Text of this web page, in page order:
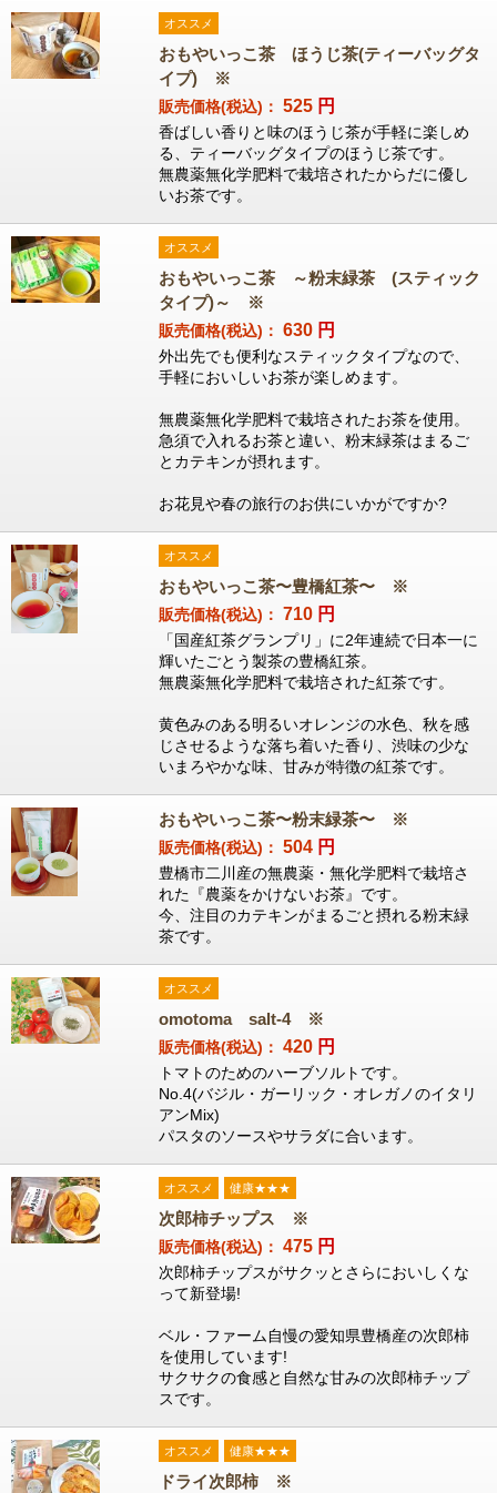
オススメ
おもやいっこ茶 ほうじ茶(ティーバッグタ
イプ) ※
販売価格(税込)： 525 円
香ばしい香りと味のほうじ茶が手軽に楽しめ
る、ティーバッグタイプのほうじ茶です。
無農薬無化学肥料で栽培されたからだに優し
いお茶です。
オススメ
おもやいっこ茶 ～粉末緑茶 (スティック
タイプ)～ ※
販売価格(税込)： 630 円
外出先でも便利なスティックタイプなので、
手軽においしいお茶が楽しめます。
無農薬無化学肥料で栽培されたお茶を使用。
急須で入れるお茶と違い、粉末緑茶はまるご
とカテキンが摂れます。
お花見や春の旅行のお供にいかがですか?
オススメ
おもやいっこ茶〜豊橋紅茶〜 ※
販売価格(税込)： 710 円
「国産紅茶グランプリ」に2年連続で日本一に
輝いたごとう製茶の豊橋紅茶。
無農薬無化学肥料で栽培された紅茶です。
黄色みのある明るいオレンジの水色、秋を感
じさせるような落ち着いた香り、渋味の少な
いまろやかな味、甘みが特徴の紅茶です。
おもやいっこ茶〜粉末緑茶〜 ※
販売価格(税込)： 504 円
豊橋市二川産の無農薬・無化学肥料で栽培さ
れた『農薬をかけないお茶』です。
今、注目のカテキンがまるごと摂れる粉末緑
茶です。
オススメ
omotoma salt-4 ※
販売価格(税込)： 420 円
トマトのためのハーブソルトです。
No.4(バジル・ガーリック・オレガノのイタリ
アンMix)
パスタのソースやサラダに合います。
オススメ 健康★★★
次郎柿チップス ※
販売価格(税込)： 475 円
次郎柿チップスがサクッとさらにおいしくな
って新登場!
ベル・ファーム自慢の愛知県豊橋産の次郎柿
を使用しています!
サクサクの食感と自然な甘みの次郎柿チップ
スです。
オススメ 健康★★★
ドライ次郎柿 ※